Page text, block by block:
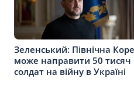
Зеленський: Північна
може направити 50 тисяч
солдат на війну в Україні